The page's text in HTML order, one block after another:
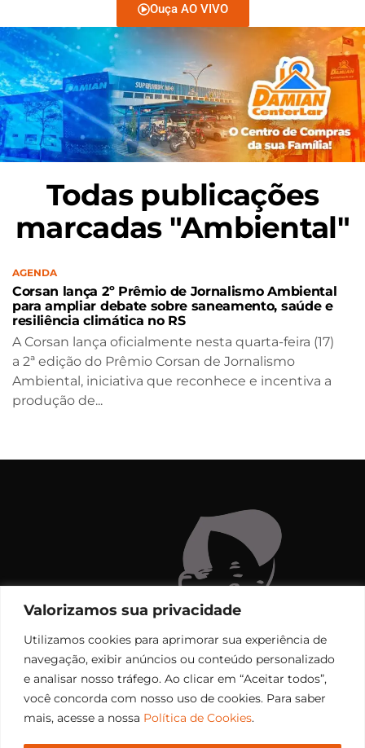
Valorizamos sua privacidade
Utilizamos cookies para aprimorar sua experiência de
navegação, exibir anúncios ou conteúdo personalizado
e analisar nosso tráfego. Ao clicar em “Aceitar todos”,
você concorda com nosso uso de cookies. Para saber
mais, acesse a nossa Política de Cookies.
Ouça AO VIVO
Todas publicações
marcadas "Ambiental"
AGENDA
Corsan lança 2º Prêmio de Jornalismo Ambiental
para ampliar debate sobre saneamento, saúde e
resiliência climática no RS
A Corsan lança oficialmente nesta quarta-feira (17)
a 2ª edição do Prêmio Corsan de Jornalismo
Ambiental, iniciativa que reconhece e incentiva a
produção de...